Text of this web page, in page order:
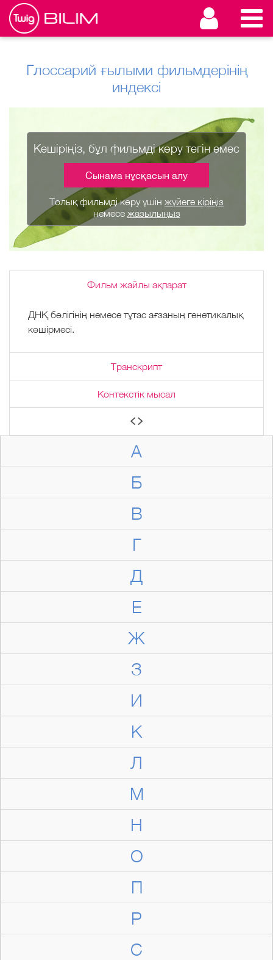
Глоссарий ғылыми фильмдерінің
индексі
А
Б
В
Г
Д
Е
Ж
З
И
К
Л
М
Н
О
П
Р
С
Кешіріңіз, бұл фильмді көру тегін емес
Сынама нұсқасын алу
Толық фильмді көру үшін жүйеге кіріңіз
немесе жазылыңыз
Фильм жайлы ақпарат
ДНҚ бөлігінің немесе тұтас ағзаның генетикалық
көшірмесі.
Транскрипт
Контекстік мысал